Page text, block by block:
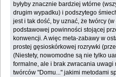
byłyby znacznie bardziej wtórne
drugim wypadku) i podszytego
jest i tak dość, by uznać, że twórcy
podstawowej powinności stojącej
konwencji. A więc meta-zabawy w
prostej gęsioskórkowej rozrywki
(Niestety, nowomodne są nie tylko
formalne, ale i brak zwracania uwagi
twórców "Domu..." jakimi metodami